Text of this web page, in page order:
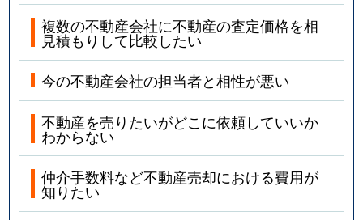
複数の不動産会社に不動産の査定価格を相
見積もりして比較したい
今の不動産会社の担当者と相性が悪い
不動産を売りたいがどこに依頼していいか
わからない
仲介手数料など不動産売却における費用が
知りたい